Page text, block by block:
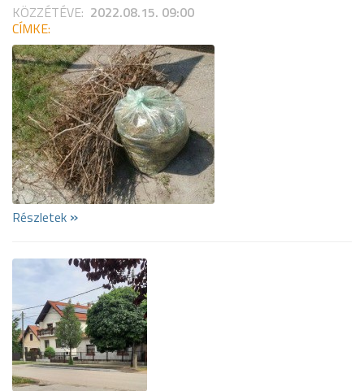
KÖZZÉTÉVE: 2022.08.15. 09:00
CÍMKE:
Részletek »